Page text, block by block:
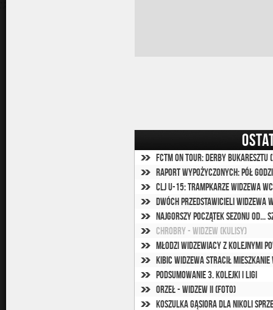
FCTM on Tour: Derby Bukaresztu
Raport wypożyczonych: pół
CLJ U-15: Trampkarze Widzewa
Dwóch przedstawicieli Widzewa
Najgorszy początek sezonu od...
Chrobry - Widzew (kulisy)
Młodzi widzewiacy z kolejnymi
Kibic Widzewa stracił
Podsumowanie 3. kolejki I ligi
Orzeł - Widzew II (foto)
Koszulka Gąsiora dla Nikoli